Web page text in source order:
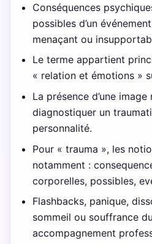
Conséquences
possibles d’un
menaçant ou
Le terme appartient
« relation et émotions »
La présence d’une
diagnostiquer un
personnalité.
Pour « trauma », les
notamment :
corporelles, possibles,
Flashbacks, panique,
sommeil ou souffrance
accompagnement